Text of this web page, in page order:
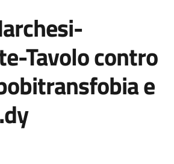
Tavolo contro
e